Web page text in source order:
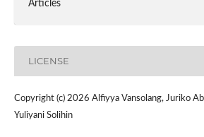
Articles
LICENSE
Copyright (c) 2026 Alfiyya Vansolang, Juriko
Yuliyani Solihin